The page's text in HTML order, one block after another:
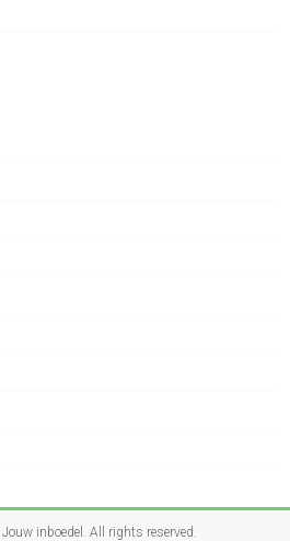
Jouw inboedel . All rights reserved.